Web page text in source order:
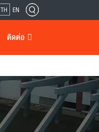
TH EN
ติดต่อ